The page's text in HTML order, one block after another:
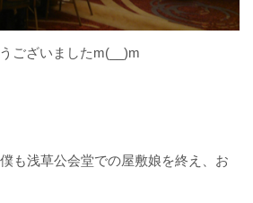
ございましたm(__)m
も浅草公会堂での屋敷娘を終え、お